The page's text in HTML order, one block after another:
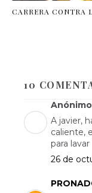
CARRERA CONTRA
10
A javier,
caliente,
para
26 de